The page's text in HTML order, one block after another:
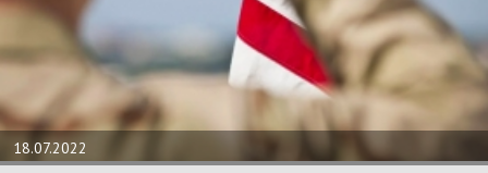
18.07.2022